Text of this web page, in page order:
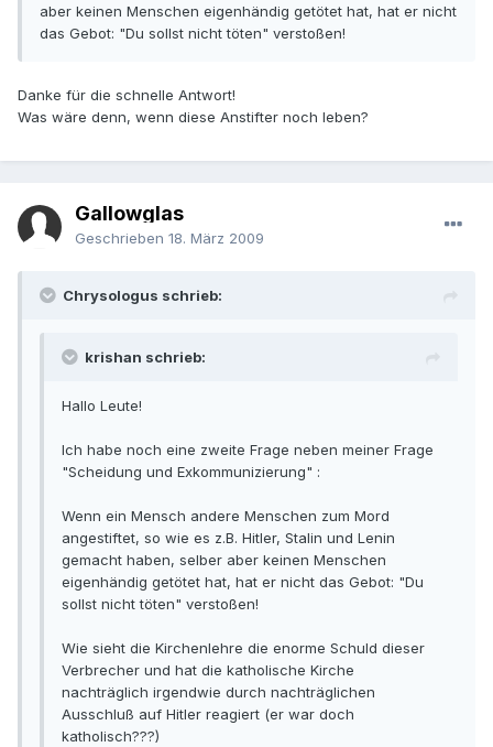
aber keinen Menschen eigenhändig getötet hat, hat er nicht
das Gebot: "Du sollst nicht töten" verstoßen!
Danke für die schnelle Antwort!
Was wäre denn, wenn diese Anstifter noch leben?
Gallowglas
Geschrieben 18. März 2009
Chrysologus schrieb:
krishan schrieb:
Hallo Leute!
Ich habe noch eine zweite Frage neben meiner Frage
"Scheidung und Exkommunizierung" :
Wenn ein Mensch andere Menschen zum Mord
angestiftet, so wie es z.B. Hitler, Stalin und Lenin
gemacht haben, selber aber keinen Menschen
eigenhändig getötet hat, hat er nicht das Gebot: "Du
sollst nicht töten" verstoßen!
Wie sieht die Kirchenlehre die enorme Schuld dieser
Verbrecher und hat die katholische Kirche
nachträglich irgendwie durch nachträglichen
Ausschluß auf Hitler reagiert (er war doch
katholisch???)